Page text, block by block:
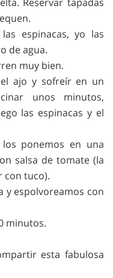
espinacas, yo las
de agua.
muy bien.
ajo y sofreír en un
unos minutos,
las espinacas y el
ponemos en una
salsa de tomate (la
con tuco).
y espolvoreamos con
minutos.
esta fabulosa